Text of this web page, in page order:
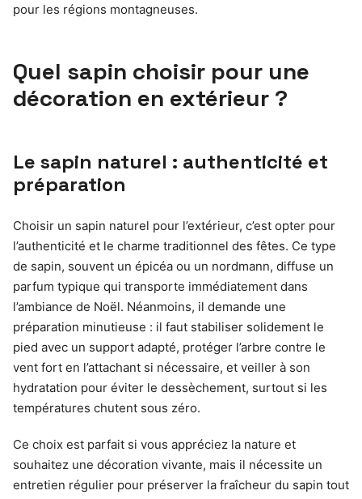
pour les régions montagneuses.
Quel sapin choisir pour une
décoration en extérieur ?
Le sapin naturel : authenticité et
préparation
Choisir un sapin naturel pour l’extérieur, c’est opter pour
l’authenticité et le charme traditionnel des fêtes. Ce type
de sapin, souvent un épicéa ou un nordmann, diffuse un
parfum typique qui transporte immédiatement dans
l’ambiance de Noël. Néanmoins, il demande une
préparation minutieuse : il faut stabiliser solidement le
pied avec un support adapté, protéger l’arbre contre le
vent fort en l’attachant si nécessaire, et veiller à son
hydratation pour éviter le dessèchement, surtout si les
températures chutent sous zéro.
Ce choix est parfait si vous appréciez la nature et
souhaitez une décoration vivante, mais il nécessite un
entretien régulier pour préserver la fraîcheur du sapin tout